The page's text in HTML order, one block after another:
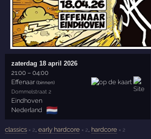
zaterdag 18 april 2026
21:00 –04:00
Effenaar (binnen)
Dommelstraat 2
Eindhoven
Nederland 🇳🇱
classics × 2 ,early hardcore × 2 hardcore × 2